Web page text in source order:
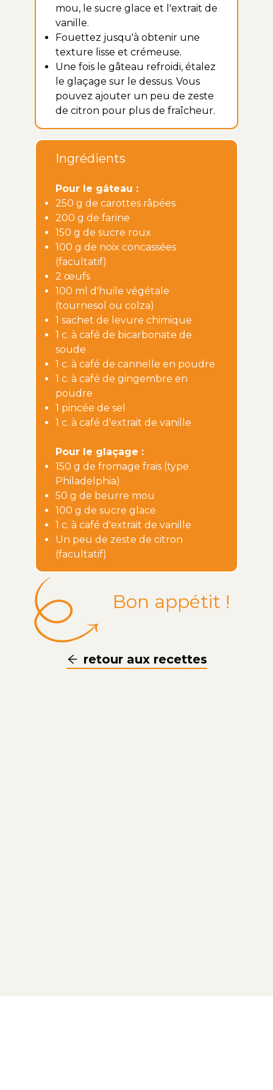
mou, le sucre glace et l'extrait de
vanille.
Fouettez jusqu'à obtenir une
texture lisse et crémeuse.
Une fois le gâteau refroidi, étalez
le glaçage sur le dessus. Vous
pouvez ajouter un peu de zeste
de citron pour plus de fraîcheur.
Ingrédients
Pour le gâteau :
250 g de carottes râpées
200 g de farine
150 g de sucre roux
100 g de noix concassées
(facultatif)
2 œufs
100 ml d'huile végétale
(tournesol ou colza)
1 sachet de levure chimique
1 c. à café de bicarbonate de
soude
1 c. à café de cannelle en poudre
1 c. à café de gingembre en
poudre
1 pincée de sel
1 c. à café d'extrait de vanille
Pour le glaçage :
150 g de fromage frais (type
Philadelphia)
50 g de beurre mou
100 g de sucre glace
1 c. à café d'extrait de vanille
Un peu de zeste de citron
(facultatif)
Bon appétit !
retour aux recettes